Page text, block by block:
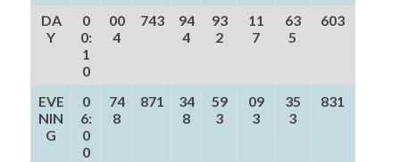
DA
Y
0
0:
1
0
00
4
743
94
4
93
2
11
7
63
5
603
EVE
NIN
G
0
6:
0
0
74
8
871
34
8
59
3
09
3
35
3
831